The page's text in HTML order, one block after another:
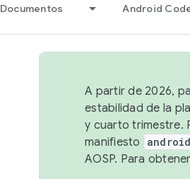
Documentos Android
A partir de 2026,
estabilidad de la
y cuarto trimestre.
manifiesto
AOSP. Para